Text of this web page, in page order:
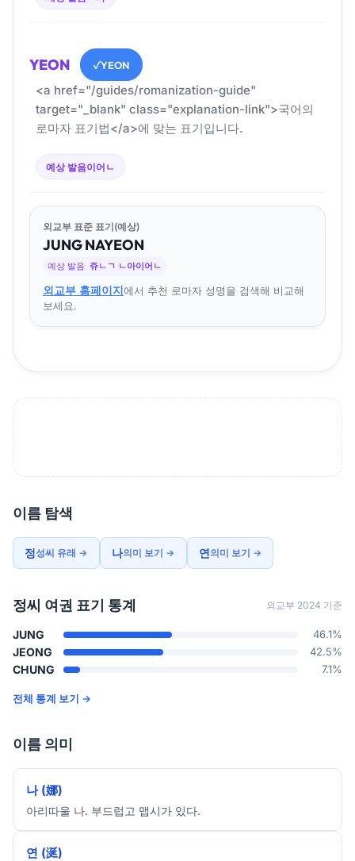
YEON ✓YEON
<a href="/guides/romanization-guide"
target="_blank" class="explanation-link">국어의
로마자 표기법</a>에 맞는 표기입니다.
예상 발음이어ㄴ
외교부 표준 표기(예상)
JUNGNAYEON
예상 발음 쥬ㄴㄱ ㄴ아이어ㄴ
외교부 홈페이지에서 추천 로마자 성명을 검색해 비교해
보세요.
이름 탐색
정성씨 유래 → 나의미 보기 → 연의미 보기 →
정씨 여권 표기 통계 외교부 2024 기준
JUNG 46.1%
JEONG 42.5%
CHUNG 7.1%
전체 통계 보기 →
이름 의미
나 (娜)
아리따울 나. 부드럽고 맵시가 있다.
연 (涎)